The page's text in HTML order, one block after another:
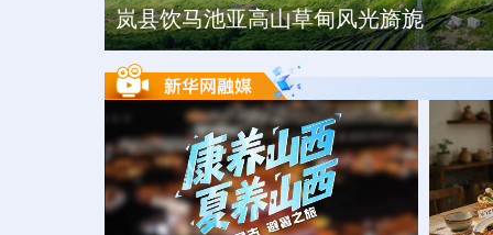
岚县饮马池亚高山草甸风光旖旎